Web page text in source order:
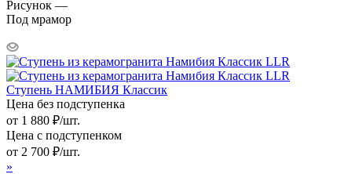
Рисунок —
Под мрамор
Ступень НАМИБИЯ Классик
Цена без подступенка
от 1 880 ₽/шт.
Цена с подступенком
от 2 700 ₽/шт.
»